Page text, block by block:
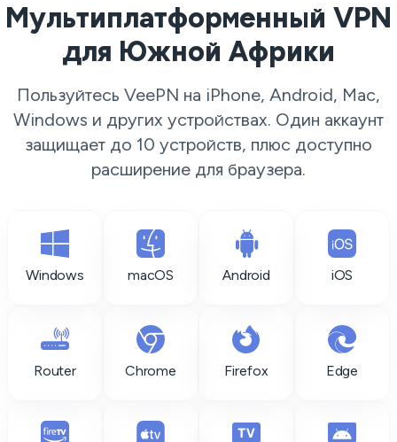
Мультиплатформенный VPN
для Южной Африки
Пользуйтесь VeePN на iPhone, Android, Mac,
Windows и других устройствах. Один аккаунт
защищает до 10 устройств, плюс доступно
расширение для браузера.
Windows macOS Android iOS
Router Chrome Firefox Edge